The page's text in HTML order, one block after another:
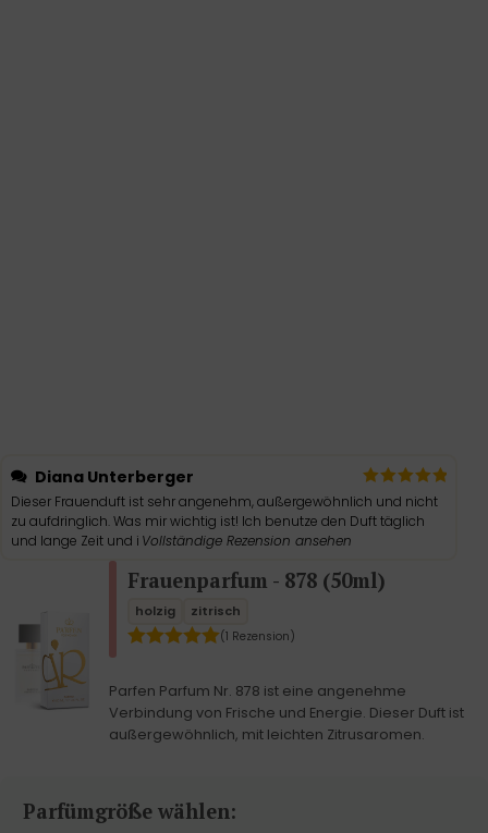
Diana Unterberger
Dieser Frauenduft ist sehr angenehm, außergewöhnlich und nicht
zu aufdringlich. Was mir wichtig ist! Ich benutze den Duft täglich
und lange Zeit und i Vollständige Rezension ansehen
Frauenparfum - 878 (50ml)
holzig zitrisch
(1 Rezension)
Parfen Parfum Nr. 878 ist eine angenehme
Verbindung von Frische und Energie. Dieser Duft ist
außergewöhnlich, mit leichten Zitrusaromen.
Parfümgröße wählen: